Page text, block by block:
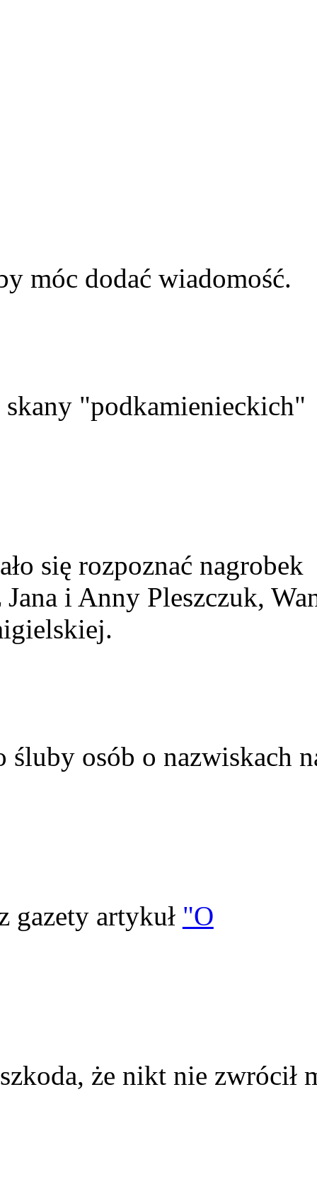
móc dodać wiadomość.
"podkamienieckich"
się rozpoznać nagrobek
i Anny Pleszczuk,
śluby osób o nazwiskach
gazety artykuł "O
że nikt nie zwrócił